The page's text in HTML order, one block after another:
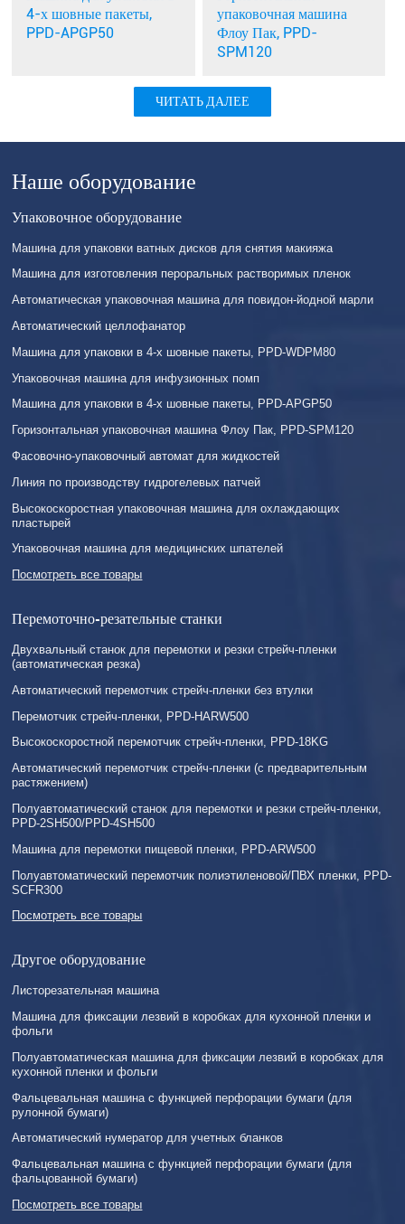
4-х шовные пакеты,
PPD-APGP50
упаковочная машина
Флоу Пак, PPD-
SPM120
ЧИТАТЬ ДАЛЕЕ
Наше оборудование
Упаковочное оборудование
Машина для упаковки ватных дисков для снятия макияжа
Машина для изготовления пероральных растворимых пленок
Автоматическая упаковочная машина для повидон-йодной марли
Автоматический целлофанатор
Машина для упаковки в 4-х шовные пакеты, PPD-WDPM80
Упаковочная машина для инфузионных помп
Машина для упаковки в 4-х шовные пакеты, PPD-APGP50
Горизонтальная упаковочная машина Флоу Пак, PPD-SPM120
Фасовочно-упаковочный автомат для жидкостей
Линия по производству гидрогелевых патчей
Высокоскоростная упаковочная машина для охлаждающих
пластырей
Упаковочная машина для медицинских шпателей
Посмотреть все товары
Перемоточно-резательные станки
Двухвальный станок для перемотки и резки стрейч-пленки
(автоматическая резка)
Автоматический перемотчик стрейч-пленки без втулки
Перемотчик стрейч-пленки, PPD-HARW500
Высокоскоростной перемотчик стрейч-пленки, PPD-18KG
Автоматический перемотчик стрейч-пленки (с предварительным
растяжением)
Полуавтоматический станок для перемотки и резки стрейч-пленки,
PPD-2SH500/PPD-4SH500
Машина для перемотки пищевой пленки, PPD-ARW500
Полуавтоматический перемотчик полиэтиленовой/ПВХ пленки, PPD-
SCFR300
Посмотреть все товары
Другое оборудование
Листорезательная машина
Машина для фиксации лезвий в коробках для кухонной пленки и
фольги
Полуавтоматическая машина для фиксации лезвий в коробках для
кухонной пленки и фольги
Фальцевальная машина с функцией перфорации бумаги (для
рулонной бумаги)
Автоматический нумератор для учетных бланков
Фальцевальная машина с функцией перфорации бумаги (для
фальцованной бумаги)
Посмотреть все товары